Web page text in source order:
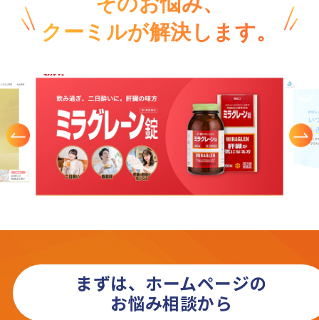
クーミルが解決します。
まずは、ホームページの
お悩み相談から